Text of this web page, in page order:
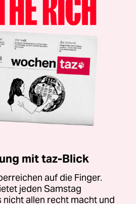
mit taz-Blick
auf die Finger.
jeden Samstag
allen recht macht und